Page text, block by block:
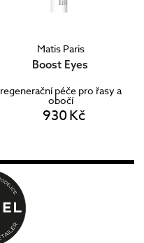
Matis Paris
Boost Eyes
regenerační péče pro řasy a
obočí
930 Kč